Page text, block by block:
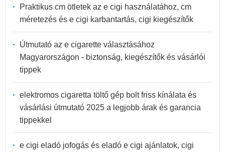
Praktikus cm ötletek az e cigi használatához, cm
méretezés és e cigi karbantartás, cigi kiegészítők
Útmutató az e cigarette választásához
Magyarországon - biztonság, kiegészítők és vásárlói
tippek
elektromos cigaretta töltő gép bolt friss kínálata és
vásárlási útmutató 2025 a legjobb árak és garancia
tippekkel
e cigi eladó jofogás és eladó e cigi ajánlatok, cigi